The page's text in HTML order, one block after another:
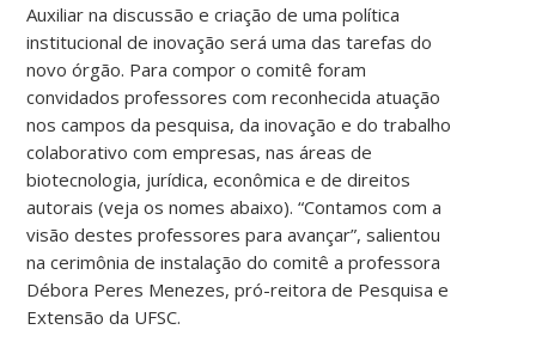
com
a
implantação
de
um
Comitê
de
Inovação
Tecnológica.
Auxiliar
na
Auxiliar na discussão e criação de uma política
institucional de inovação será uma das tarefas do
novo órgão. Para compor o comitê foram
convidados professores com reconhecida atuação
nos campos da pesquisa, da inovação e do trabalho
colaborativo com empresas, nas áreas de
biotecnologia, jurídica, econômica e de direitos
autorais (veja os nomes abaixo). “Contamos com a
visão destes professores para avançar”, salientou
na cerimônia de instalação do comitê a professora
Débora Peres Menezes, pró-reitora de Pesquisa e
Extensão da UFSC.